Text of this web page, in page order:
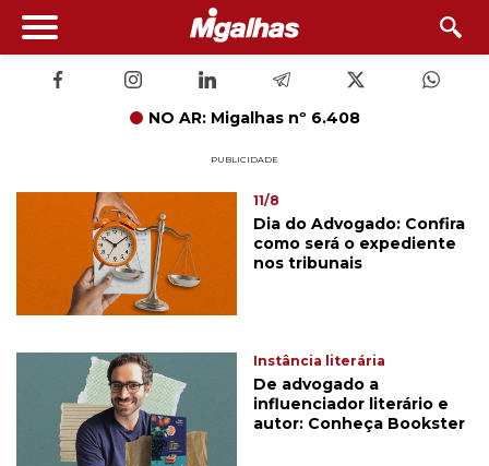
NO AR: Migalhas nº 6.408
PUBLICIDADE
11/8
Dia do Advogado: Confira
como será o expediente
nos tribunais
Instância literária
De advogado a
influenciador literário e
autor: Conheça Bookster